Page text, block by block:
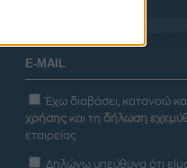
Έχω διαβάσει, κατανοώ
χρήσης και τη δήλωση
εταιρείας
Δηλώνω υπεύθυνα ότι